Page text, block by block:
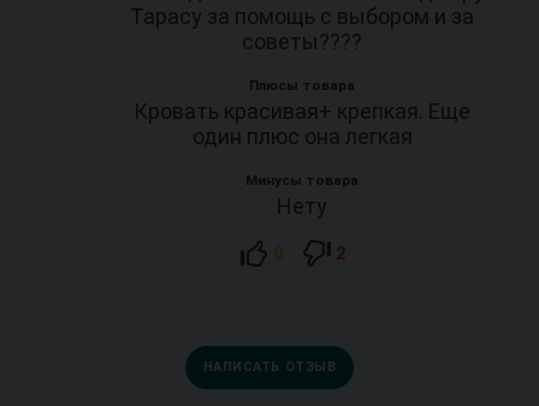
Тарасу за помощь с выбором и за
советы????
Плюсы товара
Кровать красивая+ крепкая. Еще
один плюс она легкая
Минусы товара
Нету
0 2
НАПИСАТЬ ОТЗЫВ